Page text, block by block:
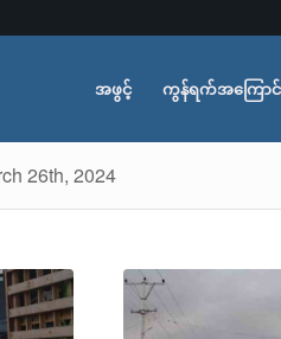
အဖွင့် ကွန်ရက်အကြောင်
26th, 2024